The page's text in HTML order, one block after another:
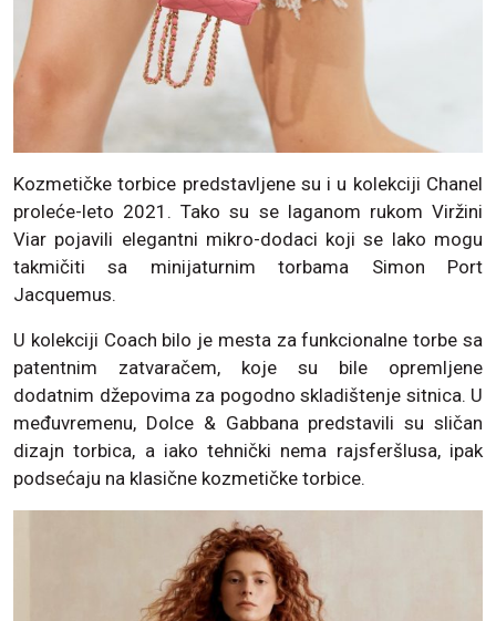
Kozmetičke torbice predstavljene su i u kolekciji Chanel
proleće-leto 2021. Tako su se laganom rukom Viržini
Viar pojavili elegantni mikro-dodaci koji se lako mogu
takmičiti sa minijaturnim torbama Simon Port
Jacquemus.
U kolekciji Coach bilo je mesta za funkcionalne torbe sa
patentnim zatvaračem, koje su bile opremljene
dodatnim džepovima za pogodno skladištenje sitnica. U
međuvremenu, Dolce & Gabbana predstavili su sličan
dizajn torbica, a iako tehnički nema rajsferšlusa, ipak
podsećaju na klasične kozmetičke torbice.